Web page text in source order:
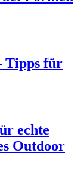
Tipps für
echte
Outdoor